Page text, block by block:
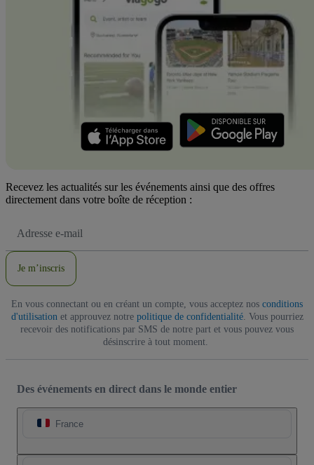
Recevez les actualités sur les événements ainsi que des offres
directement dans votre boîte de réception :
e-
Je m’inscris
En vous connectant ou en créant un compte, vous acceptez nos conditions
d'utilisation et approuvez notre politique de confidentialité. Vous pourriez
recevoir des notifications par SMS de notre part et vous pouvez vous
désinscrire à tout moment.
Des événements en direct dans le monde entier
France